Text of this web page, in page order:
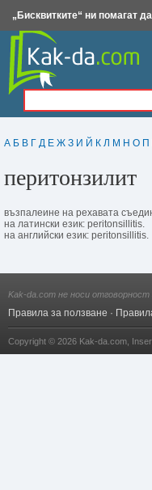
А Б В Г Д Е Ж З И Й К Л М Н О П
перитонзилит
възпалеине на рехавата
на латински език: peritonsillitis.
на английски език: peritonsillitis.
Insert.bg Framar.bg Kak-
Kak-da.com не носи
Правила за ползване ·
Copyright © 2026 Kak-da.com
„Бисквитките“ ни помагат